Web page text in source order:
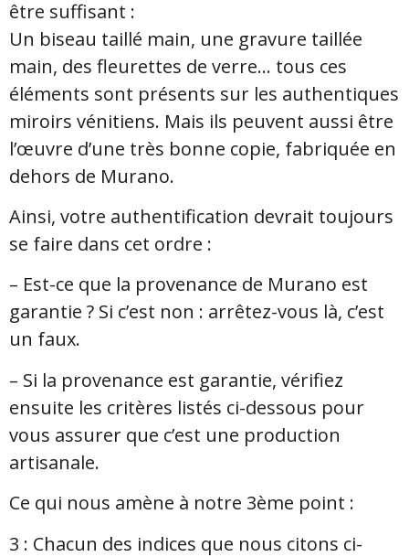
être suffisant :
Un biseau taillé main, une gravure taillée
main, des fleurettes de verre… tous ces
éléments sont présents sur les authentiques
miroirs vénitiens. Mais ils peuvent aussi être
l’œuvre d’une très bonne copie, fabriquée en
dehors de Murano.
Ainsi, votre authentification devrait toujours
se faire dans cet ordre :
– Est-ce que la provenance de Murano est
garantie ? Si c’est non : arrêtez-vous là, c’est
un faux.
– Si la provenance est garantie, vérifiez
ensuite les critères listés ci-dessous pour
vous assurer que c’est une production
artisanale.
Ce qui nous amène à notre 3ème point :
3 : Chacun des indices que nous citons ci-